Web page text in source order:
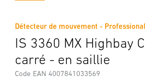
Détecteur de mouvement -
IS 3360 MX Highbay
carré - en saillie
Code EAN 4007841033569